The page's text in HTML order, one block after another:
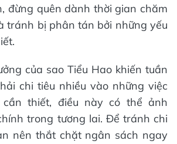
đừng quên dành thời gian chăm
tránh bị phân tán bởi những yếu
của sao Tiểu Hao khiến tuần
chi tiêu nhiều vào những việc
thiết, điều này có thể ảnh
trong tương lai. Để tránh chi
nên thắt chặt ngân sách ngay